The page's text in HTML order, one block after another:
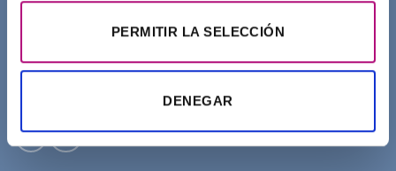
PERMITIR LA SELECCIÓN
DENEGAR